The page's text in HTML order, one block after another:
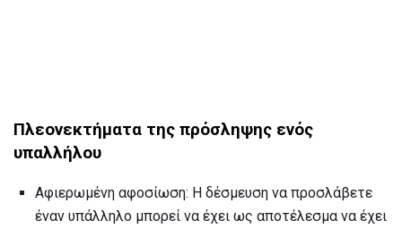
Πλεονεκτήματα της πρόσληψης ενός
υπαλλήλου
Αφιερωμένη αφοσίωση: Η δέσμευση να προσλάβετε
έναν υπάλληλο μπορεί να έχει ως αποτέλεσμα να έχει